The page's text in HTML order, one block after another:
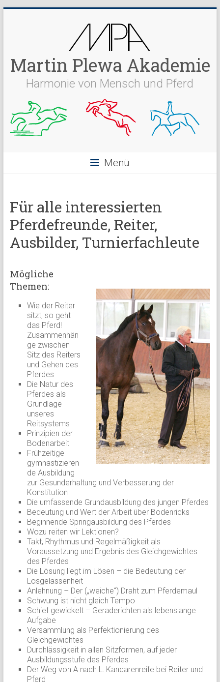
Martin Plewa Akademie
Harmonie von Mensch und Pferd
Menü
Für alle interessierten
Pferdefreunde, Reiter,
Ausbilder, Turnierfachleute
Mögliche
Themen:
Wie der Reiter
sitzt, so geht
das Pferd!
Zusammenhän
ge zwischen
Sitz des Reiters
und Gehen des
Pferdes
Die Natur des
Pferdes als
Grundlage
unseres
Reitsystems
Prinzipien der
Bodenarbeit
Frühzeitige
gymnastizieren
de Ausbildung
zur Gesunderhaltung und Verbesserung der
Konstitution
Die umfassende Grundausbildung des jungen Pferdes
Bedeutung und Wert der Arbeit über Bodenricks
Beginnende Springausbildung des Pferdes
Wozu reiten wir Lektionen?
Takt, Rhythmus und Regelmäßigkeit als
Voraussetzung und Ergebnis des Gleichgewichtes
des Pferdes
Die Lösung liegt im Lösen – die Bedeutung der
Losgelassenheit
Anlehnung – Der („weiche“) Draht zum Pferdemaul
Schwung ist nicht gleich Tempo
Schief gewickelt – Geraderichten als lebenslange
Aufgabe
Versammlung als Perfektionierung des
Gleichgewichtes
Durchlässigkeit in allen Sitzformen, auf jeder
Ausbildungsstufe des Pferdes
Der Weg von A nach L: Kandarenreife bei Reiter und
Pferd